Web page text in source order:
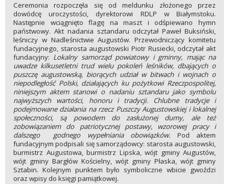
Ceremonia rozpoczęła się od meldunku złożonego przez
dowódcę uroczystości, dyrektorowi RDLP w Białymstoku.
Następnie wciągnięto flagę na maszt i odśpiewano hymn
państwowy. Akt nadania sztandaru odczytał Paweł Buksiński,
leśniczy w Nadleśnictwie Augustów. Przewodniczący komitetu
fundacyjnego, starosta augustowski Piotr Rusiecki, odczytał akt
fundacyjny: Lokalny samorząd powiatowy i gminny, mając na
uwadze kilkusetletni trud wielu pokoleń leśników, dbających o
puszczę augustowską, biorących udział w bitwach i wojnach o
niepodległość Polski, działających ku pożytkowi Rzeczpospolitej,
niniejszym aktem stanowi o nadaniu sztandaru jako symbolu
najwyższych wartości, honoru i tradycji. Chlubne tradycje i
podejmowane działania na rzecz Puszczy Augustowskiej i lokalnej
społeczności, są powodem do zasłużonej dumy, ale też
zobowiązaniem do patriotycznej postawy, wzorowej pracy i
dalszego godnego wypełniania obowiązków. Pod aktem
fundacyjnym podpisali się samorządowcy: starosta augustowski,
burmistrz Augustowa, burmistrz Lipska, wójt gminy Augustów,
wójt gminy Bargłów Kościelny, wójt gminy Płaska, wójt gminy
Sztabin. Kolejnym punktem było symboliczne wbicie gwoździ
oraz wpisy do księgi pamiątkowej.